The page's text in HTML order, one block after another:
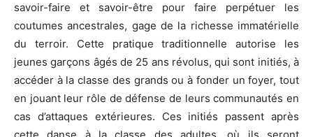
savoir-faire et savoir-être pour faire perpétuer les
coutumes ancestrales, gage de la richesse immatérielle
du terroir. Cette pratique traditionnelle autorise les
jeunes garçons âgés de 25 ans révolus, qui sont initiés, à
accéder à la classe des grands ou à fonder un foyer, tout
en jouant leur rôle de défense de leurs communautés en
cas d’attaques extérieures. Ces initiés passent après